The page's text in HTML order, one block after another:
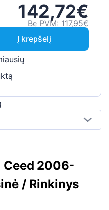
142,72€
Be PVM: 117,95€
Į krepšelį
Ceed 2006-
/ Rinkinys